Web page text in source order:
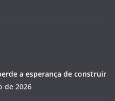
a esperança de construir
de 2026